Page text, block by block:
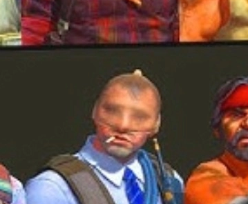
phát hiện ở vài góc map.
đó.